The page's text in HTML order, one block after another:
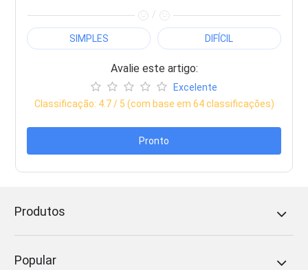
/
SIMPLES DIFÍCIL
Avalie este artigo:
Excelente
Classificação: 4.7/ 5 (com base em 64classificações)
Pronto
Produtos
Popular